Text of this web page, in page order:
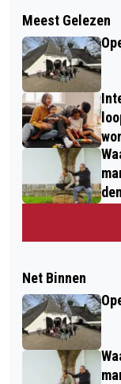
Meest Gelezen
Net Binnen